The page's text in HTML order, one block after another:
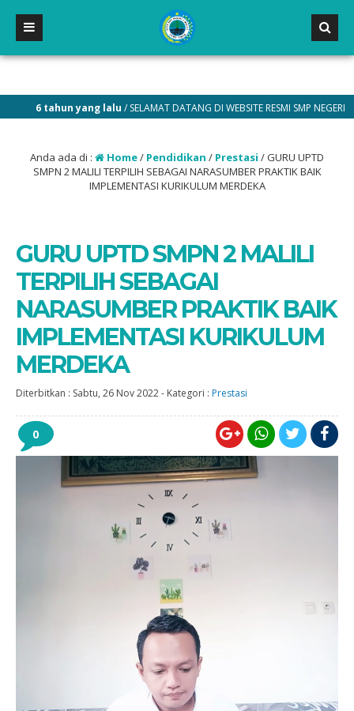
tahun yang lalu/ SELAMAT DATANG DI WEBSITE RESMI SMP NEGERI 2 MALILI
Anda ada di : Home/ Pendidikan / Prestasi /GURU UPTD
SMPN 2 MALILI TERPILIH SEBAGAI NARASUMBER PRAKTIK BAIK
IMPLEMENTASI KURIKULUM MERDEKA
GURU UPTD SMPN 2 MALILI
TERPILIH SEBAGAI
NARASUMBER PRAKTIK BAIK
IMPLEMENTASI KURIKULUM
MERDEKA
Diterbitkan : Sabtu, 26 Nov 2022- Kategori : Prestasi
0